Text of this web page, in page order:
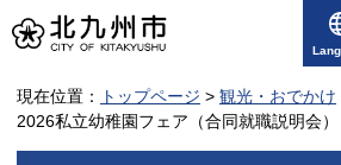
現在位置： トップページ > 観光・おでかけ
2026私立幼稚園フェア（合同就職説明会）